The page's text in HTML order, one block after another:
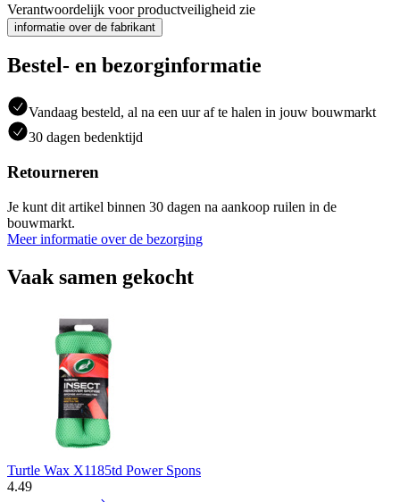
Verantwoordelijk voor productveiligheid zie
informatie over de fabrikant
Bestel- en bezorginformatie
Vandaag besteld, al na een uur af te halen in jouw bouwmarkt
30 dagen bedenktijd
Retourneren
Je kunt dit artikel binnen 30 dagen na aankoop ruilen in de
bouwmarkt.
Meer informatie over de bezorging
Vaak samen gekocht
Turtle Wax X1185td Power Spons
4.49